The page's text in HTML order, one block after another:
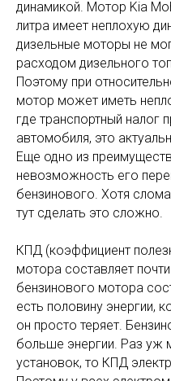
динамикой. Мотор Kia
литра имеет неплохую
дизельные моторы не
расходом дизельного
Поэтому при
мотор может иметь
где транспортный налог
автомобиля, это
Еще одно из
невозможность его
бензинового. Хотя
тут сделать это сложно.
КПД (коэффициент
мотора составляет
бензинового мотора
есть половину энергии,
он просто теряет.
больше энергии. Раз уж
установок, то КПД